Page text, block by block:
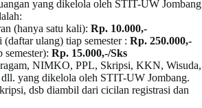
yang dikelola oleh STIT-UW Jombang
(hanya satu kali): Rp. 10.000,-
(daftar ulang) tiap semester : Rp. 250.000,-
Rp. 15.000,-/Sks
NIMKO, PPL, Skripsi, KKN, Wisuda,
dll. yang dikelola oleh STIT-UW Jombang.
dsb diambil dari cicilan registrasi dan